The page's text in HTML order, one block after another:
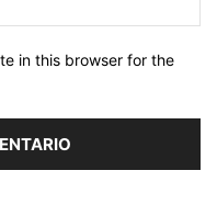
in this browser for the